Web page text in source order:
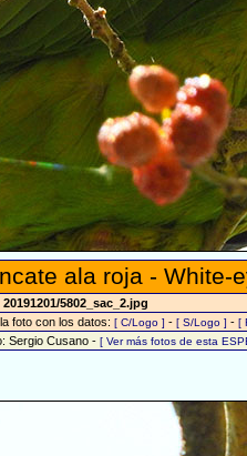
ala roja - White-
5802_sac_2.jpg
foto con los datos: [ C/Logo ] - [ S/Logo ] - [
Sergio Cusano - [ Ver más fotos de esta